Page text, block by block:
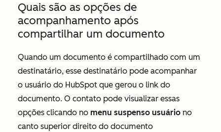
Quais são as opções de
acompanhamento após
compartilhar um documento
Quando um documento é compartilhado com um
destinatário, esse destinatário pode acompanhar
o usuário do HubSpot que gerou o link do
documento. O contato pode visualizar essas
opções clicando no menu suspenso usuário no
canto superior direito do documento